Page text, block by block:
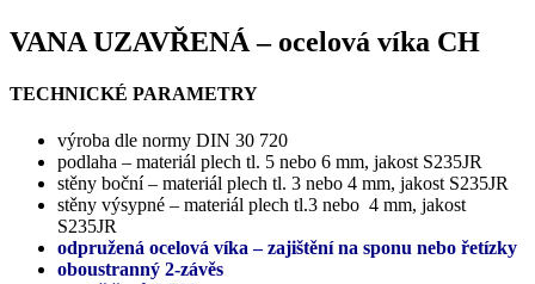
VANA UZAVŘENÁ – ocelová víka CH
TECHNICKÉ PARAMETRY
výroba dle normy DIN 30 720
podlaha – materiál plech tl. 5 nebo 6 mm, jakost S235JR
stěny boční – materiál plech tl. 3 nebo 4 mm, jakost S235JR
stěny výsypné – materiál plech tl.3 nebo 4 mm, jakost
S235JR
odpružená ocelová víka – zajištění na sponu nebo řetízky
oboustranný 2-závěs